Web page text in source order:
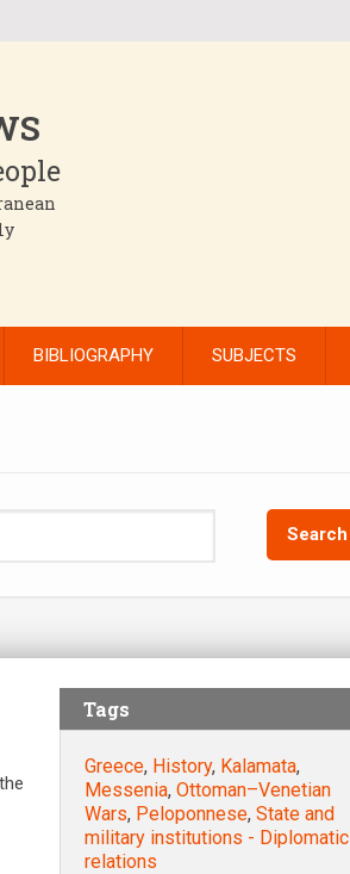
BIBLIOGRAPHY SUBJECTS
Search
Tags
Greece, History, Kalamata,
Messenia, Ottoman–Venetian
Wars, Peloponnese, State and
military institutions - Diplomatic
relations